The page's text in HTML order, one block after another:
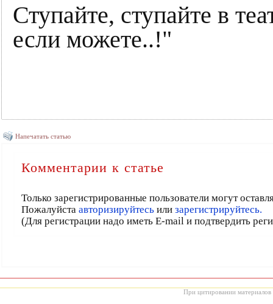
Ступайте, ступайте в
если можете..!"
Напечатать статью
Комментарии к статье
Только зарегистрированные пользователи могут
Пожалуйста авторизируйтесьили зарегистрируйтесь.
(Для регистрации надо иметь E-mail и подтвердить
При цитировании материалов